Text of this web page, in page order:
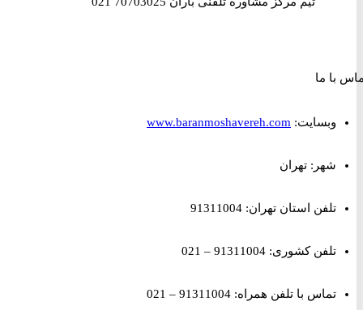
ما
وبسایت:www.baranmoshavereh.com
شهر: تهران
تلفن استان تهران: 91311004
تلفن کشوری: 91311004 – 021
تماس با تلفن همراه: 91311004 – 021